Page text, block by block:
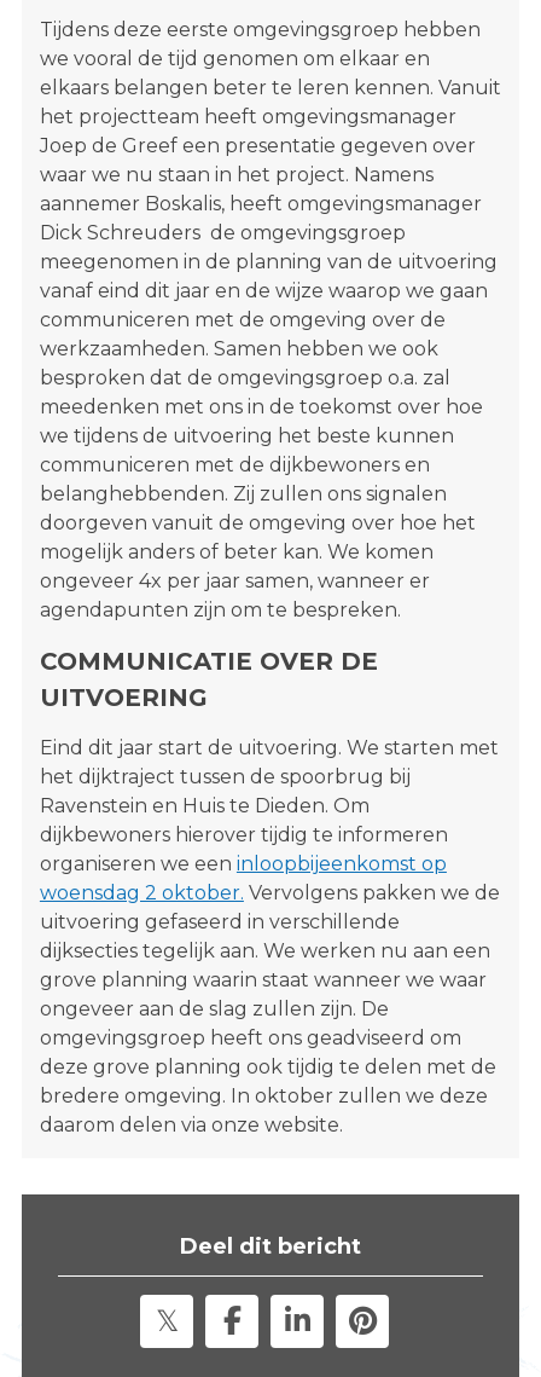
Tijdens deze eerste omgevingsgroep hebben
we vooral de tijd genomen om elkaar en
elkaars belangen beter te leren kennen. Vanuit
het projectteam heeft omgevingsmanager
Joep de Greef een presentatie gegeven over
waar we nu staan in het project. Namens
aannemer Boskalis, heeft omgevingsmanager
Dick Schreuders de omgevingsgroep
meegenomen in de planning van de uitvoering
vanaf eind dit jaar en de wijze waarop we gaan
communiceren met de omgeving over de
werkzaamheden. Samen hebben we ook
besproken dat de omgevingsgroep o.a. zal
meedenken met ons in de toekomst over hoe
we tijdens de uitvoering het beste kunnen
communiceren met de dijkbewoners en
belanghebbenden. Zij zullen ons signalen
doorgeven vanuit de omgeving over hoe het
mogelijk anders of beter kan. We komen
ongeveer 4x per jaar samen, wanneer er
agendapunten zijn om te bespreken.
COMMUNICATIE OVER DE
UITVOERING
Eind dit jaar start de uitvoering. We starten met
het dijktraject tussen de spoorbrug bij
Ravenstein en Huis te Dieden. Om
dijkbewoners hierover tijdig te informeren
organiseren we een inloopbijeenkomst op
woensdag 2 oktober. Vervolgens pakken we de
uitvoering gefaseerd in verschillende
dijksecties tegelijk aan. We werken nu aan een
grove planning waarin staat wanneer we waar
ongeveer aan de slag zullen zijn. De
omgevingsgroep heeft ons geadviseerd om
deze grove planning ook tijdig te delen met de
bredere omgeving. In oktober zullen we deze
daarom delen via onze website.
Deel dit bericht